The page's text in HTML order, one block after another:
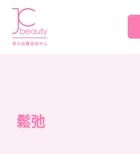
Skip
content
鬆弛